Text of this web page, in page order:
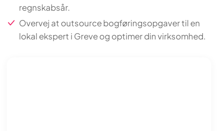
regnskabsår.
Overvej at outsource bogføringsopgaver til en
lokal ekspert i Greve og optimer din virksomhed.